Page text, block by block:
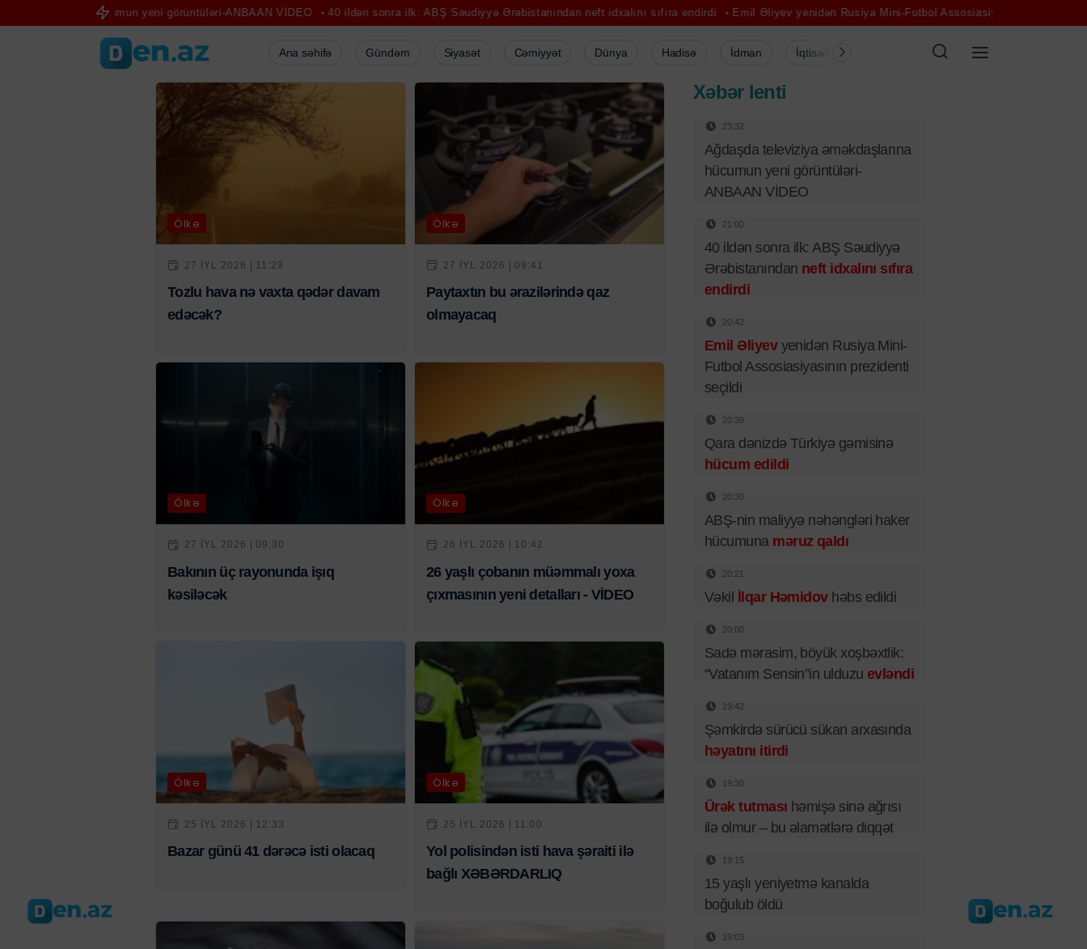
hücumun yeni görüntüləri-ANBAAN VİDEO 40 ildən sonra ilk: ABŞ Səudiyyə Ərəbistanından neft idxalını sıfıra endirdi Emil Əliyev yenidən Rusiya Mini-Futbol Assosiasiyasının prezidenti seçildi
Ana səhifə Gündəm Siyasət Cəmiyyət Dünya Hadisə İdman İqtisadiyyat Şou-biznes Müsahibə
Ölkə
27 IYL 2026 | 11:29
Tozlu hava nə vaxta qədər davam
edəcək?
Ölkə
27 IYL 2026 | 09:41
Paytaxtın bu ərazilərində qaz
olmayacaq
Ölkə
27 IYL 2026 | 09:30
Bakının üç rayonunda işıq
kəsiləcək
Ölkə
26 IYL 2026 | 10:42
26 yaşlı çobanın müəmmalı yoxa
çıxmasının yeni detalları - VİDEO
Ölkə
25 IYL 2026 | 12:33
Bazar günü 41 dərəcə isti olacaq
Ölkə
25 IYL 2026 | 11:00
Yol polisindən isti hava şəraiti ilə
bağlı XƏBƏRDARLIQ
Xəbər lenti
23:32
Ağdaşda televiziya əməkdaşlarına
hücumun yeni görüntüləri-
ANBAAN VİDEO
21:00
40 ildən sonra ilk: ABŞ Səudiyyə
Ərəbistanından neft idxalını sıfıra
endirdi
20:42
Emil Əliyevyenidən Rusiya Mini-
Futbol Assosiasiyasının prezidenti
seçildi
20:39
Qara dənizdə Türkiyə gəmisinə
hücum edildi
20:30
ABŞ-nin maliyyə nəhəngləri haker
hücumuna məruz qaldı
20:21
Vəkil İlqar Həmidovhəbs edildi
20:00
Sadə mərasim, böyük xoşbəxtlik:
“Vatanım Sensin”in ulduzu evləndi
19:42
Şəmkirdə sürücü sükan arxasında
həyatını itirdi
19:30
Ürək tutması həmişə sinə ağrısı
ilə olmur – bu əlamətlərə diqqət
19:15
15 yaşlı yeniyetmə kanalda
boğulub öldü
19:03